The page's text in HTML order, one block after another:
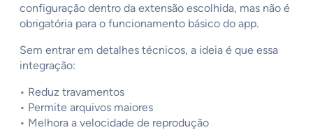
configuração dentro da extensão escolhida, mas não é
obrigatória para o funcionamento básico do app.
Sem entrar em detalhes técnicos, a ideia é que essa
integração:
• Reduz travamentos
• Permite arquivos maiores
• Melhora a velocidade de reprodução